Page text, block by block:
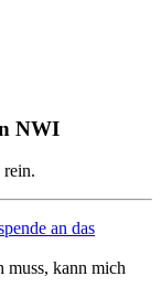
NWI
rein.
an das
kann mich